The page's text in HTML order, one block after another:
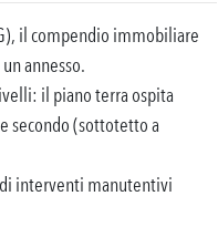
il compendio immobiliare
annesso.
il piano terra ospita
secondo (sottotetto a
interventi manutentivi